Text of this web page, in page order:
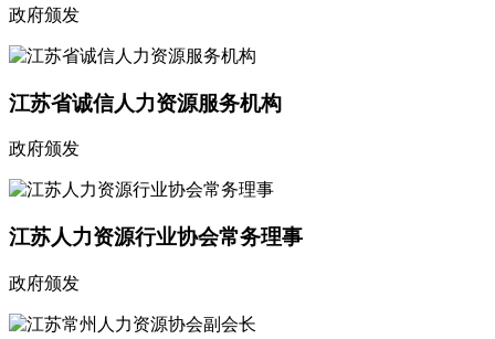
政府颁发
江苏省诚信人力资源服务机构
政府颁发
江苏人力资源行业协会常务理事
政府颁发